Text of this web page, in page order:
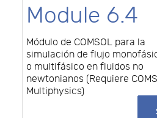
Module 6.4
Módulo de COMSOL para la
simulación de flujo
o multifásico en fluidos no
newtonianos (Requiere
Multiphysics)